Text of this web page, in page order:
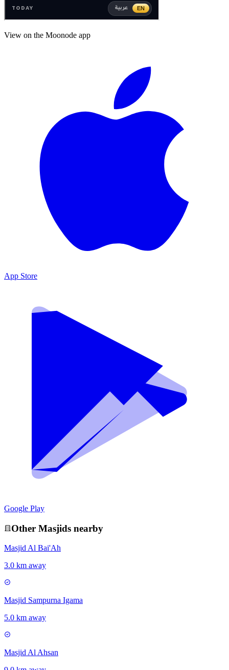
View on the Moonode app
App Store
Google Play
Other Masjids nearby
Masjid Al Bai'Ah
3.0 km away
Masjid Sampurna Igama
5.0 km away
Masjid Al Ahsan